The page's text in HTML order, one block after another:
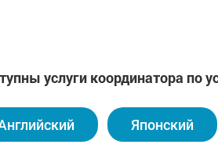
для иностранцев,
хирургии для
услуги
таких как полная
имплантаты для
услуги координатора по
Японский